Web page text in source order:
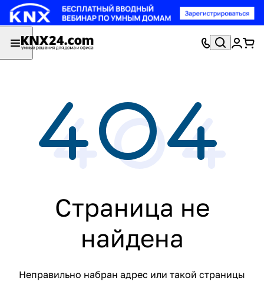
Страница не
найдена
Неправильно набран адрес или такой страницы